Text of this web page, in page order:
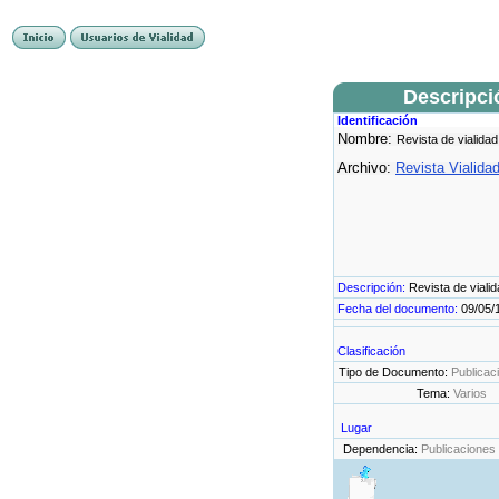
Identificación
Nombre: Revista de
Archivo: Revista
Descripción: Revista de
Fecha del documento: 09/05/
Clasificación
Tipo de Documento:
Tema: Varios
Lugar
Dependencia: Publicaciones